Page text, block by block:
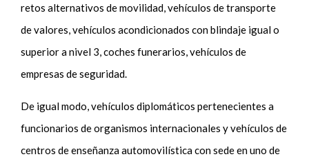
retos alternativos de movilidad, vehículos de transporte
de valores, vehículos acondicionados con blindaje igual o
superior a nivel 3, coches funerarios, vehículos de
empresas de seguridad.
De igual modo, vehículos diplomáticos pertenecientes a
funcionarios de organismos internacionales y vehículos de
centros de enseñanza automovilística con sede en uno de